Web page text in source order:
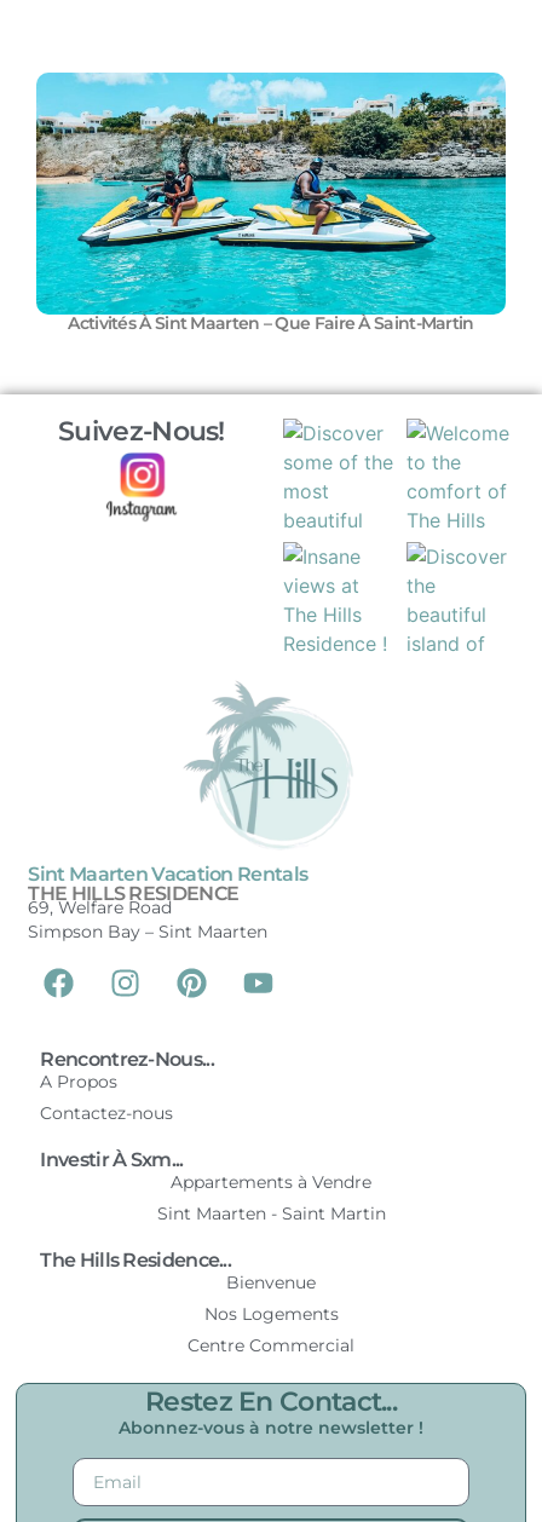
Activités À Sint Maarten – Que Faire À Saint-Martin
Suivez-Nous!
Sint Maarten Vacation Rentals
THE HILLS RESIDENCE
69, Welfare Road
Simpson Bay –Sint Maarten
Rencontrez-Nous...
A Propos
Contactez-nous
Investir À Sxm...
Appartements à Vendre
Sint Maarten - Saint Martin
The Hills Residence...
Bienvenue
Nos Logements
Centre Commercial
Restez En Contact...
Abonnez-vous à notre newsletter !